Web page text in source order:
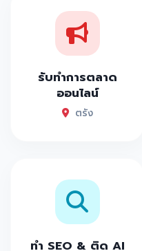
รับทำการตลาด
ออนไลน์
ตรัง
ทำ SEO & ติด AI